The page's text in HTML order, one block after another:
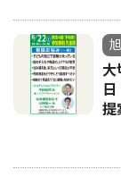
大
提